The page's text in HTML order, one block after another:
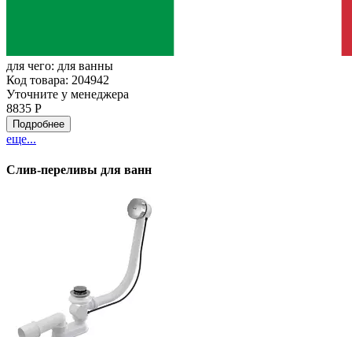
для чего: для ванны
Код товара: 204942
Уточните у менеджера
8835 Р
Подробнее
еще...
Слив-переливы для ванн